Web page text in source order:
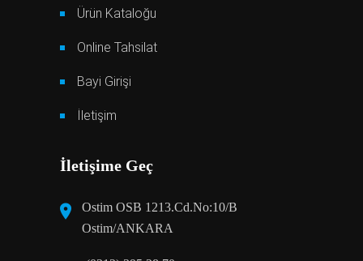
Ürün Kataloğu
Online Tahsilat
Bayi Girişi
İletişim
İletişime Geç
Ostim OSB 1213.Cd.No:10/B
Ostim/ANKARA